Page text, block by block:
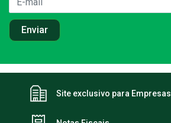
Site exclusivo para Empresas